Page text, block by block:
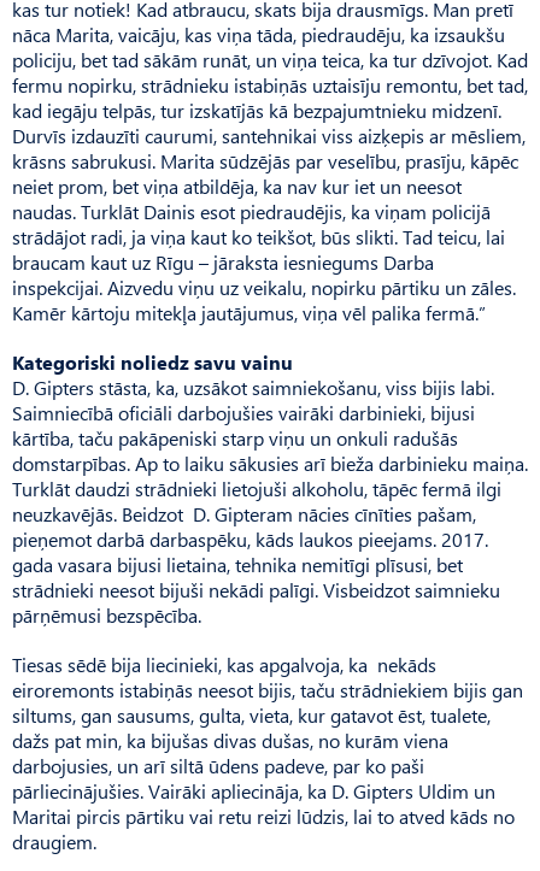
kas tur notiek! Kad atbraucu, skats bija drausmīgs. Man pretī
nāca Marita, vaicāju, kas viņa tāda, piedraudēju, ka izsaukšu
policiju, bet tad sākām runāt, un viņa teica, ka tur dzīvojot. Kad
fermu nopirku, strādnieku istabiņās uztaisīju remontu, bet tad,
kad iegāju telpās, tur izskatījās kā bezpajumtnieku midzenī.
Durvīs izdauzīti caurumi, santehnikai viss aizķepis ar mēsliem,
krāsns sabrukusi. Marita sūdzējās par veselību, prasīju, kāpēc
neiet prom, bet viņa atbildēja, ka nav kur iet un neesot
naudas. Turklāt Dainis esot piedraudējis, ka viņam policijā
strādājot radi, ja viņa kaut ko teikšot, būs slikti. Tad teicu, lai
braucam kaut uz Rīgu – jāraksta iesniegums Darba
inspekcijai. Aizvedu viņu uz veikalu, nopirku pārtiku un zāles.
Kamēr kārtoju mitekļa jautājumus, viņa vēl palika fermā.”
Kategoriski noliedz savu vainu
D. Gipters stāsta, ka, uzsākot saimniekošanu, viss bijis labi.
Saimniecībā oficiāli darbojušies vairāki darbinieki, bijusi
kārtība, taču pakāpeniski starp viņu un onkuli radušās
domstarpības. Ap to laiku sākusies arī bieža darbinieku maiņa.
Turklāt daudzi strādnieki lietojuši alkoholu, tāpēc fermā ilgi
neuzkavējās. Beidzot D. Gipteram nācies cīnīties pašam,
pieņemot darbā darbaspēku, kāds laukos pieejams. 2017.
gada vasara bijusi lietaina, tehnika nemitīgi plīsusi, bet
strādnieki neesot bijuši nekādi palīgi. Visbeidzot saimnieku
pārņēmusi bezspēcība.
Tiesas sēdē bija liecinieki, kas apgalvoja, ka nekāds
eiroremonts istabiņās neesot bijis, taču strādniekiem bijis gan
siltums, gan sausums, gulta, vieta, kur gatavot ēst, tualete,
dažs pat min, ka bijušas divas dušas, no kurām viena
darbojusies, un arī siltā ūdens padeve, par ko paši
pārliecinājušies. Vairāki apliecināja, ka D. Gipters Uldim un
Maritai pircis pārtiku vai retu reizi lūdzis, lai to atved kāds no
draugiem.